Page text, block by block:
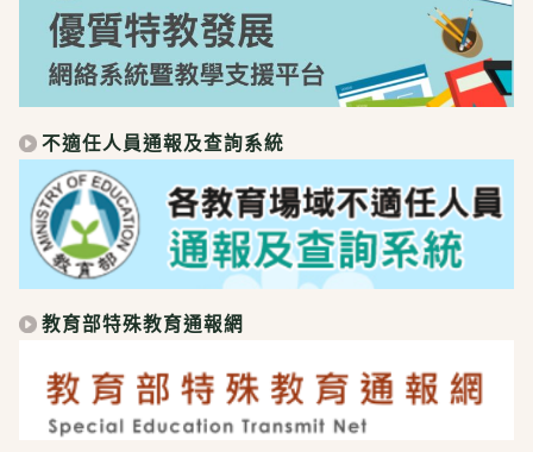
不適任人員通報及查詢系統
教育部特殊教育通報網